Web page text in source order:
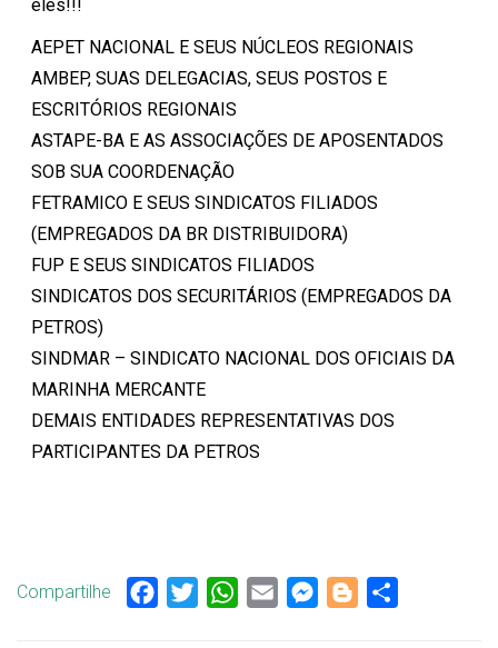
eles!!!
AEPET NACIONAL E SEUS NÚCLEOS REGIONAIS
AMBEP, SUAS DELEGACIAS, SEUS POSTOS E
ESCRITÓRIOS REGIONAIS
ASTAPE-BA E AS ASSOCIAÇÕES DE APOSENTADOS
SOB SUA COORDENAÇÃO
FETRAMICO E SEUS SINDICATOS FILIADOS
(EMPREGADOS DA BR DISTRIBUIDORA)
FUP E SEUS SINDICATOS FILIADOS
SINDICATOS DOS SECURITÁRIOS (EMPREGADOS DA
PETROS)
SINDMAR – SINDICATO NACIONAL DOS OFICIAIS DA
MARINHA MERCANTE
DEMAIS ENTIDADES REPRESENTATIVAS DOS
PARTICIPANTES DA PETROS
Compartilhe Facebook
TwitterWhatsApp
Email Messenger
Blogger